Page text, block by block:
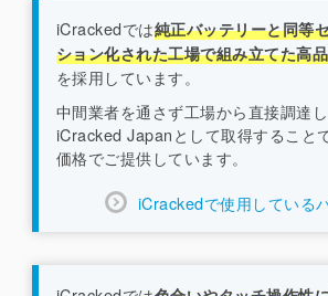
iCrackedでは純正バッテリーと同等
ション化された工場で組み立てた高
を採用しています。
中間業者を通さず工場から直接調達
iCracked Japanとして取得すること
価格でご提供しています。
iCrackedで使用している